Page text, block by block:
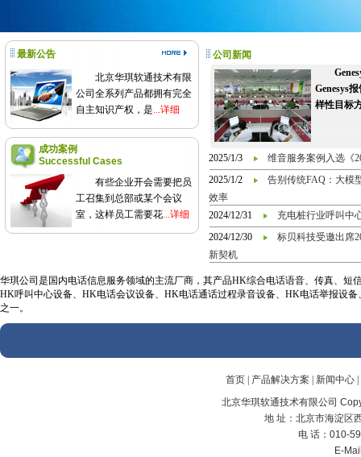
最新公告
北京华琪软通技术有限
公司全系列产品都拥有完全
自主知识产权，是...详细
成功案例
Successful Cases
有些企业开会需要把员
工召集到总部或某个会议
室，这样员工需要花...详细
公司新闻
Genesys
样性目标
2025/1/3
维音服务案例入选《
2025/1/2
告别传统FAQ：大模
效率
2024/12/31
充电桩行业呼叫中
2024/12/30
标贝科技受邀出席
新契机
华琪公司是国内电话信息服务领域的主流厂商，其产品HK综合电话语音、传真、
HK呼叫中心设备、HK电话会议设备、HK电话通话过程录音设备、HK电话举报设
之一。
首页 产品解决方案 新闻中心
北京华琪软通技术有限公司
地 址：北京市海淀区
电 话：010-
E-